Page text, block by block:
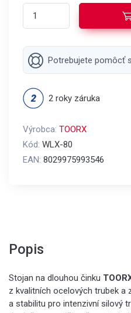
Potrebujete pomôcť
2 roky záruka
Výrobca: TOORX
Kód: WLX-80
EAN: 8029975993546
Popis
Stojan na dlouhou činku
z kvalitních ocelových trubek a
a stabilitu pro intenzivní silový